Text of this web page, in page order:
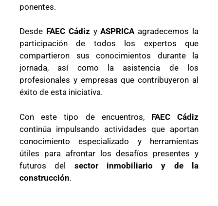
ponentes.
Desde FAEC Cádiz yASPRICAagradecemos la
participación de todos los expertos que
compartieron sus conocimientos durante la
jornada, así como la asistencia de los
profesionales y empresas que contribuyeron al
éxito de esta iniciativa.
Con este tipo de encuentros, FAEC Cádiz
continúa impulsando actividades que aportan
conocimiento especializado y herramientas
útiles para afrontar los desafíos presentes y
futuros del sector inmobiliario y de la
construcción.